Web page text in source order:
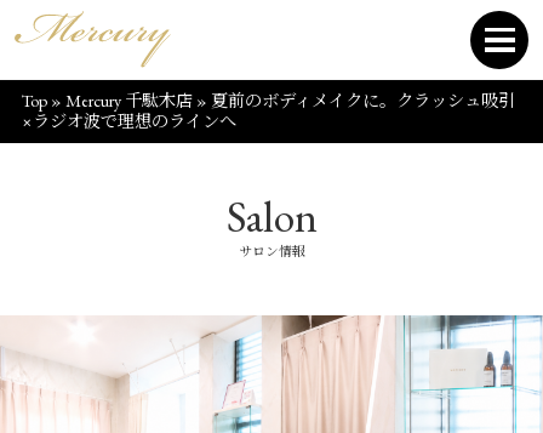
Top» Mercury 千駄木店» 夏前のボディメイクに。クラッシュ吸引
×ラジオ波で理想のラインへ
Salon
サロン情報